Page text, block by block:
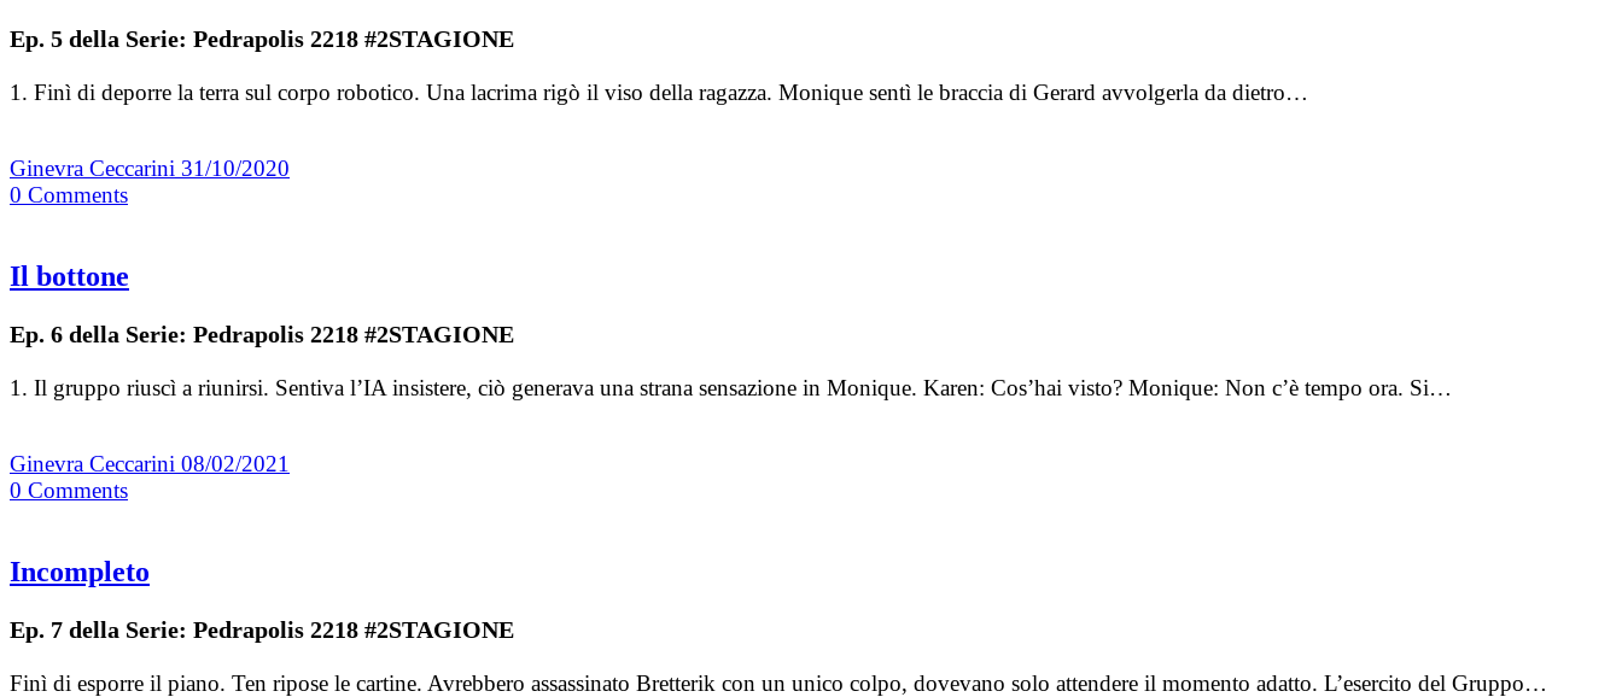
Ep. 5 della Serie: Pedrapolis 2218 #2STAGIONE
1. Finì di deporre la terra sul corpo robotico. Una lacrima rigò il viso della ragazza. Monique sentì le braccia di Gerard avvolgerla da dietro…
Ginevra Ceccarini 31/10/2020
0 Comments
Il bottone
Ep. 6 della Serie: Pedrapolis 2218 #2STAGIONE
1. Il gruppo riuscì a riunirsi. Sentiva l’IA insistere, ciò generava una strana sensazione in Monique. Karen: Cos’hai visto? Monique: Non c’è tempo ora. Si…
Ginevra Ceccarini 08/02/2021
0 Comments
Incompleto
Ep. 7 della Serie: Pedrapolis 2218 #2STAGIONE
Finì di esporre il piano. Ten ripose le cartine. Avrebbero assassinato Bretterik con un unico colpo, dovevano solo attendere il momento adatto. L’esercito del Gruppo…